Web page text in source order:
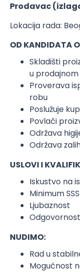
Prodavac
Lokacija rada:
OD KANDIDATA
Skladišti
u
Proverava
robu
Poslužuje
Povlači
Održava
Održava
USLOVI I
Iskustvo na
Minimum SSS
Ljubaznost
Odgovornost
NUDIMO:
Rad u
Mogućnost